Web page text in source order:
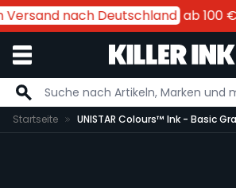
nach Deutschlandab 100 €
Zum Inhalt springen
Startseite UNISTAR Colours™ Ink - Basic